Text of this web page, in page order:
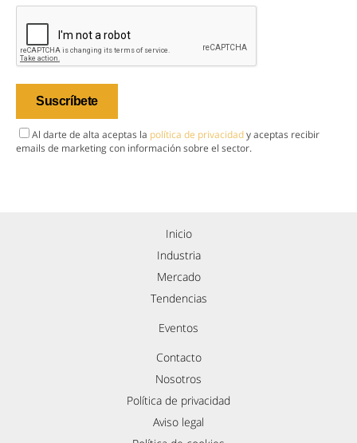
Al darte de alta aceptas la política de privacidady aceptas recibir
emails de marketing con información sobre el sector.
Inicio
Industria
Mercado
Tendencias
Eventos
Contacto
Nosotros
Política de privacidad
Aviso legal